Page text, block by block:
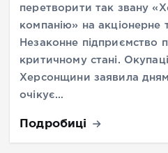
перетворити так звану
компанію» на акціонерне
Незаконне підприємство
критичному стані.
Херсонщини заявила
очікує…
Подробиці